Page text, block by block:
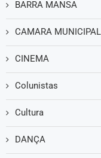
BARRA MANSA
CAMARA MUNICIPAL
CINEMA
Colunistas
Cultura
DANÇA